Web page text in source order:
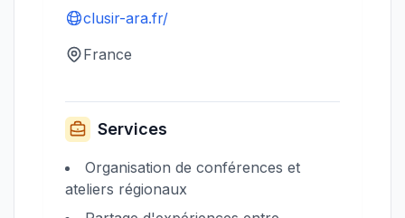
clusir-ara.fr/
France
Services
Organisation de conférences et
ateliers régionaux